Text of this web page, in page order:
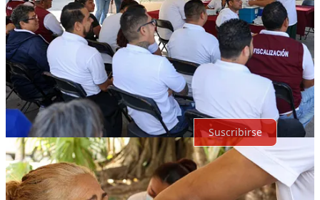
Lo mejor de Último Debates
Sin posts
Por supuesto, sigue adelante.
Suscribirse
© 2026 Expediente Quintana Roo· Privacidad∙Términos∙Aviso
de recolección
Crea tu Substack